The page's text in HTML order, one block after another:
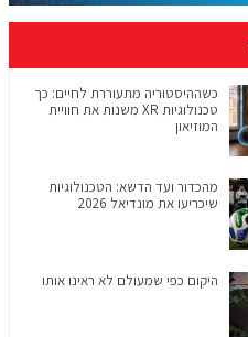
כשההיסטוריה מתעוררת לחיים: כך
טכנולוגיות XR משנות את חוויית
המוזיאון
מהכדור ועד הדשא: הטכנולוגיות
שיכריעו את מונדיאל 2026
היקום כפי שמעולם לא ראינו אותו